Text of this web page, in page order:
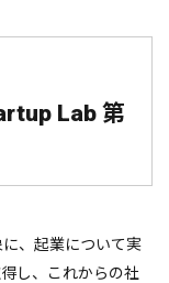
Lab 第
、起業について実
し、これからの社